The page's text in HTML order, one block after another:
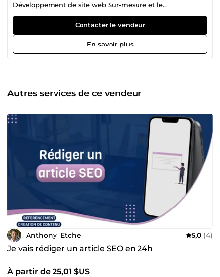
Développement de site web Sur-mesure et le
Webmarketing : 80-100 de vitesse sur Pagespeed Insight,
livré avec Dashboard et back-office + SEO technique et On-
Site. Création de maquette et de d'assets sur demande.
Livraison en moins d'1 mois tout compris. Le
Webmarketing, Génération de leads B2B, SEO, SEA
activité dans le marché depuis début 2018. Je travaille
encore avec mes plus vieux clients qui sont maintenant
service de vos projets à travers mes nombreux services.
N'hésitez pas à me contacter directement via Comeup, je
ferai tout pour vous répondre aussi vite que possible de 8h
Contacter le vendeur
En savoir plus
Autres services de ce vendeur
Anthony_Etche 5,0 (4)
Je vais rédiger un article SEO en 24h
À partir de 25,01 $US